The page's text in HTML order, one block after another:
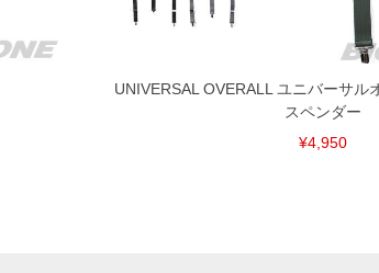
UNIVERSAL OVERALL ユニバーサル
スペンダー
¥4,950